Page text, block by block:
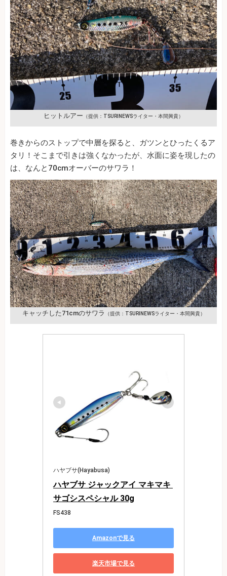
ヒットルアー （提供：TSURINEWSライター・本間興貴）
巻きからのストップで中層を探ると、ガツンとひったくるア
タリ！そこまで引きは強くなかったが、水面に姿を現したの
は、なんと70cmオーバーのサワラ！
キャッチした71cmのサワラ （提供：TSURINEWSライター・本間興貴）
ハヤブサ(Hayabusa)
ハヤブサ ジャックアイ マキマキ
サゴシスペシャル 30g
FS438
Amazonで見る
楽天市場で見る